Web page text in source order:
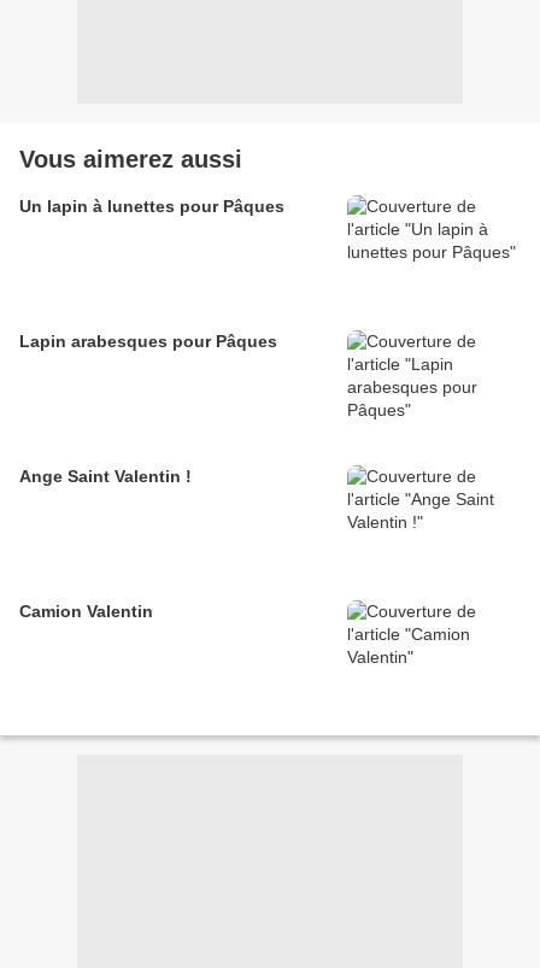
Vous aimerez aussi
Un lapin à lunettes pour Pâques
Lapin arabesques pour Pâques
Ange Saint Valentin !
Camion Valentin